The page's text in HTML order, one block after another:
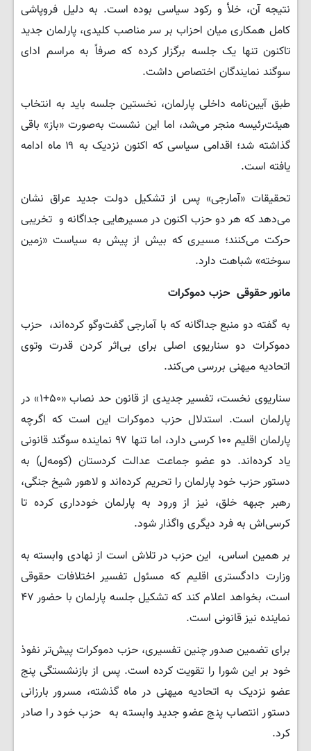
نتیجه آن، خلأ و رکود سیاسی بوده است. به دلیل فروپاشی
کامل همکاری میان احزاب بر سر مناصب کلیدی، پارلمان جدید
تاکنون تنها یک جلسه برگزار کرده که صرفاً به مراسم ادای
سوگند نمایندگان اختصاص داشت.
طبق آیین‌نامه داخلی پارلمان، نخستین جلسه باید به انتخاب
هیئت‌رئیسه منجر می‌شد، اما این نشست به‌صورت «باز» باقی
گذاشته شد؛ اقدامی سیاسی که اکنون نزدیک به ۱۹ ماه ادامه
یافته است.
تحقیقات «آمارجی» پس از تشکیل دولت جدید عراق نشان
می‌دهد که هر دو حزب اکنون در مسیرهایی جداگانه و تخریبی
حرکت می‌کنند؛ مسیری که بیش از پیش به سیاست «زمین
سوخته» شباهت دارد.
مانور حقوقی حزب دموکرات
به گفته دو منبع جداگانه که با آمارجی گفت‌وگو کرده‌اند، حزب
دموکرات دو سناریوی اصلی برای بی‌اثر کردن قدرت وتوی
اتحادیه میهنی بررسی می‌کند.
سناریوی نخست، تفسیر جدیدی از قانون حد نصاب «۵۰+۱» در
پارلمان است. استدلال حزب دموکرات این است که اگرچه
پارلمان اقلیم ۱۰۰ کرسی دارد، اما تنها ۹۷ نماینده سوگند قانونی
یاد کرده‌اند. دو عضو جماعت عدالت کردستان (کومەل) به
دستور حزب خود پارلمان را تحریم کرده‌اند و لاهور شیخ جنگی،
رهبر جبهه خلق، نیز از ورود به پارلمان خودداری کرده تا
کرسی‌اش به فرد دیگری واگذار شود.
بر همین اساس، این حزب در تلاش است از نهادی وابسته به
وزارت دادگستری اقلیم که مسئول تفسیر اختلافات حقوقی
است، بخواهد اعلام کند که تشکیل جلسه پارلمان با حضور ۴۷
نماینده نیز قانونی است.
برای تضمین صدور چنین تفسیری، حزب دموکرات پیش‌تر نفوذ
خود بر این شورا را تقویت کرده است. پس از بازنشستگی پنج
عضو نزدیک به اتحادیه میهنی در ماه گذشته، مسرور بارزانی
دستور انتصاب پنج عضو جدید وابسته به حزب خود را صادر
کرد.